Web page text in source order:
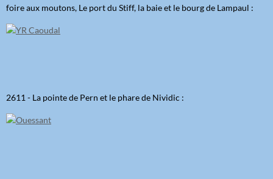
foire aux moutons, Le port du Stiff, la baie et le bourg de Lampaul :
2611 - La pointe de Pern et le phare de Nividic :